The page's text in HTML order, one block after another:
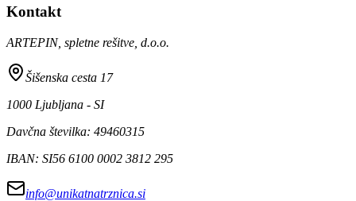
Kontakt
ARTEPIN, spletne rešitve, d.o.o.
Šišenska cesta 17
1000 Ljubljana - SI
Davčna številka: 49460315
IBAN: SI56 6100 0002 3812 295
info@unikatnatrznica.si